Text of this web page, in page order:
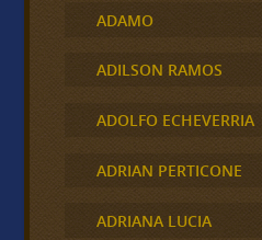
ADAMO
ADILSON RAMOS
ADOLFO ECHEVERRIA
ADRIAN PERTICONE
ADRIANA LUCIA